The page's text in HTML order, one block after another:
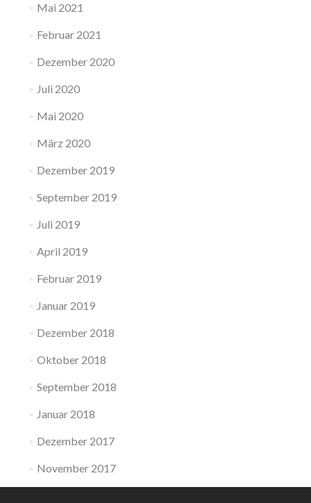
Mai 2021
Februar 2021
Dezember 2020
Juli 2020
Mai 2020
März 2020
Dezember 2019
September 2019
Juli 2019
April 2019
Februar 2019
Januar 2019
Dezember 2018
Oktober 2018
September 2018
Januar 2018
Dezember 2017
November 2017